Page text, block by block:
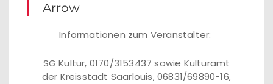
Arrow
Informationen zum Veranstalter:
SG Kultur, 0170/3153437 sowie Kulturamt
der Kreisstadt Saarlouis, 06831/69890-16,